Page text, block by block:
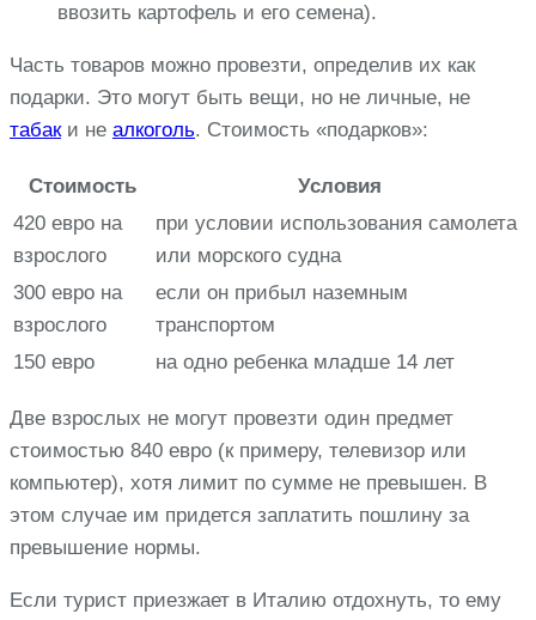
ввозить картофель и его семена).
Часть товаров можно провезти, определив их как
подарки. Это могут быть вещи, но не личные, не
табаки не алкоголь. Стоимость «подарков»:
Стоимость
Условия
420 евро на
взрослого
при условии использования самолета
или морского судна
300 евро на
взрослого
если он прибыл наземным
транспортом
150 евро
на одно ребенка младше 14 лет
Две взрослых не могут провезти один предмет
стоимостью 840 евро (к примеру, телевизор или
компьютер), хотя лимит по сумме не превышен. В
этом случае им придется заплатить пошлину за
превышение нормы.
Если турист приезжает в Италию отдохнуть, то ему